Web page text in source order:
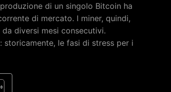
di un singolo Bitcoin ha
di mercato. I miner, quindi,
diversi mesi consecutivi.
storicamente, le fasi di stress per i